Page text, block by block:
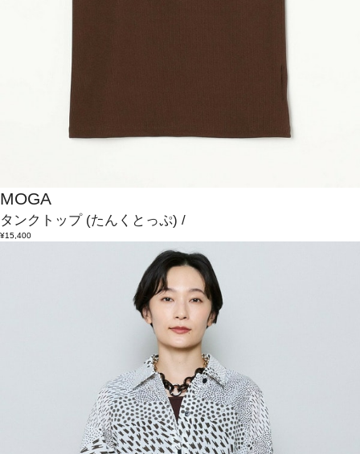
MOGA
タンクトップ (たんくとっぷ) /
¥15,400